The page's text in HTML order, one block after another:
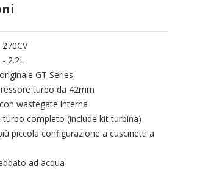
- 2.2L
GT Series
turbo da 42mm
wastegate interna
completo (include kit turbina)
piccola configurazione a cuscinetti a
ad acqua